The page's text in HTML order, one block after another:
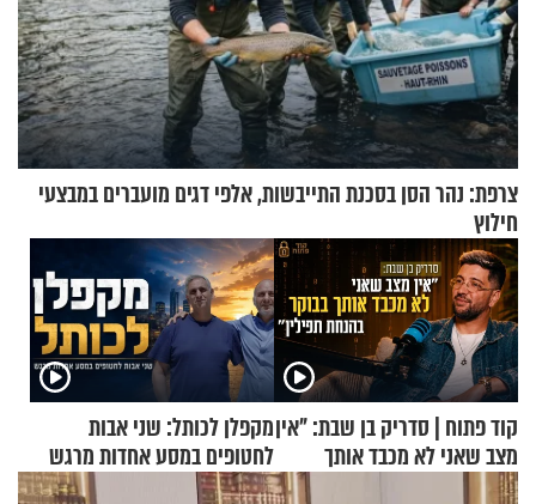
צרפת: נהר הסן בסכנת התייבשות, אלפי דגים מועברים במבצעי
חילוץ
קוד פתוח | סדריק בן שבת: "אין
מצב שאני לא מכבד אותך
בבוקר בהנחת תפילין"
מקפלן לכותל: שני אבות
לחטופים במסע אחדות מרגש